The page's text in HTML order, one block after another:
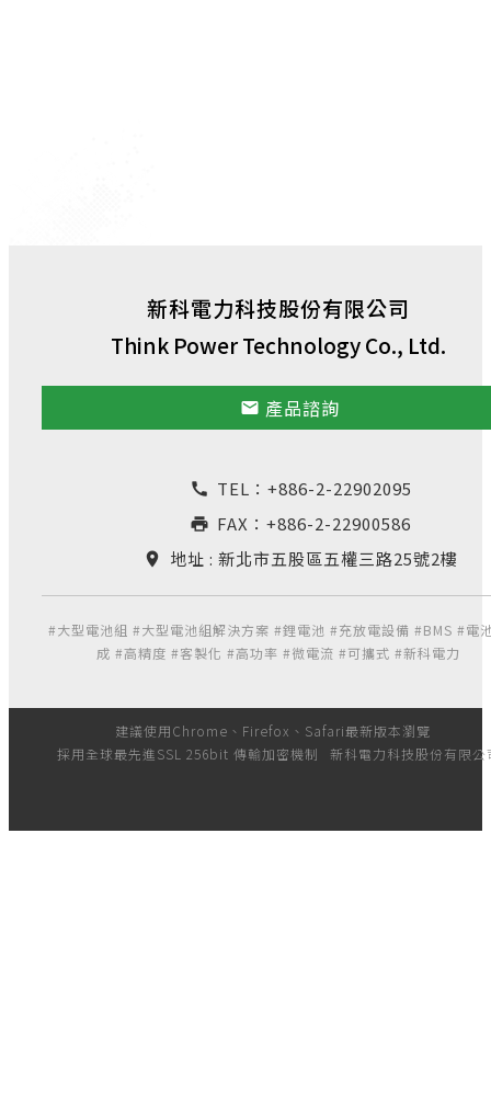
新科電力科技股份有限公司
Think Power Technology Co., Ltd.
email 產品諮詢
call TEL： +886-2-22902095
print FAX：+886-2-22900586
location_on 地址 : 新北市五股區五權三路25號2樓
#大型電池組 #大型電池組解決方案 #鋰電池 #充放電設備 #BMS #電
成 #高精度 #客製化 #高功率 #微電流 #可攜式 #新科電力
建議使用Chrome、Firefox、Safari最新版本瀏覽
採用全球最先進SSL 256bit 傳輸加密機制
新科電力科技股份有限公